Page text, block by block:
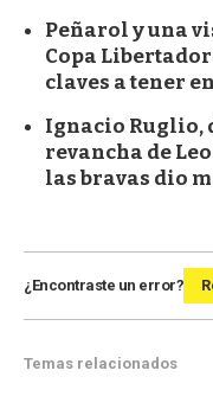
Peñarol y una
Copa
claves a tener
Ignacio Ruglio,
revancha de
las bravas dio
¿Encontraste un error?
Temas relacionados